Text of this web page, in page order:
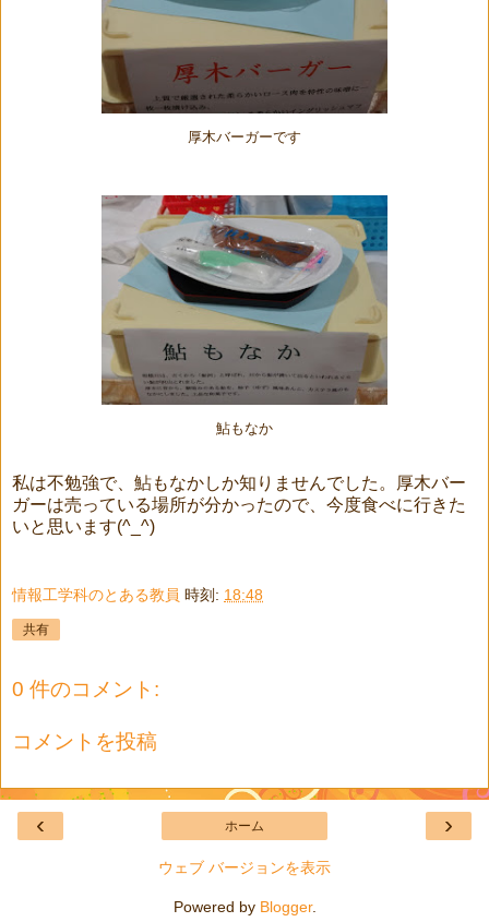
厚木バーガーです
鮎もなか
私は不勉強で、鮎もなかしか知りませんでした。厚木バー
ガーは売っている場所が分かったので、今度食べに行きた
いと思います(^_^)
情報工学科のとある教員 時刻: 18:48
共有
0 件のコメント:
コメントを投稿
‹ ›
ホーム
ウェブ バージョンを表示
Powered by Blogger.